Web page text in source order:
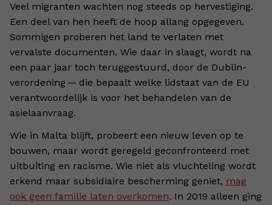
Veel migranten wachten nog steeds op hervestiging.
Een deel van hen heeft de hoop allang opgegeven.
Sommigen proberen het land te verlaten met
vervalste documenten. Wie daar in slaagt, wordt na
een paar jaar toch teruggestuurd, door de Dublin-
verordening — die bepaalt welke lidstaat van de EU
verantwoordelijk is voor het behandelen van de
asielaanvraag.
Wie in Malta blijft, probeert een nieuw leven op te
bouwen, maar wordt geregeld geconfronteerd met
uitbuiting en racisme. Wie niet als vluchteling wordt
erkend maar subsidiaire bescherming geniet, mag
ook geen familie laten overkomen. In 2019 alleen ging